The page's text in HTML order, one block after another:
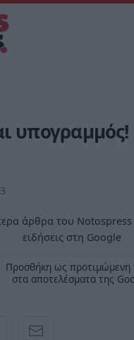
υπογραμμός!
άρθρα του
ειδήσεις στη Google
Προσθήκη ως προτιμώμενη
στα αποτελέσματα της